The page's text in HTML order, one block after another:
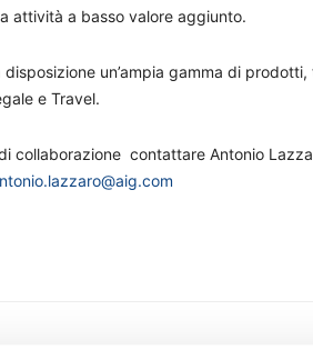
attività a basso valore aggiunto.
un’ampia gamma di
e Travel.
collaborazione contattare Antonio